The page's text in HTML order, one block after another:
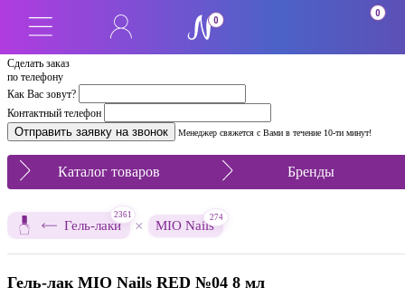
Сделать заказ
по телефону
Как Вас зовут?
Контактный телефон
Менеджер свяжется с Вами в течение 10-ти минут!
0
0
Каталог товаров Бренды
Гель-лаки
2361
× MIO Nails
274
Гель-лак MIO Nails RED №04 8 мл